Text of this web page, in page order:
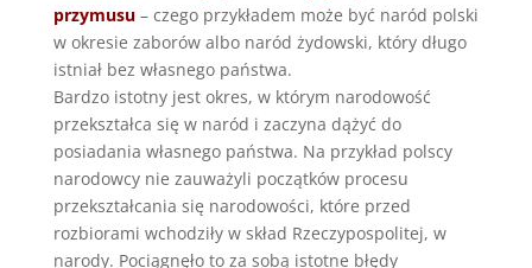
przymusu– czego przykładem może być naród polski
w okresie zaborów albo naród żydowski, który długo
istniał bez własnego państwa.
Bardzo istotny jest okres, w którym narodowość
przekształca się w naród i zaczyna dążyć do
posiadania własnego państwa. Na przykład polscy
narodowcy nie zauważyli początków procesu
przekształcania się narodowości, które przed
rozbiorami wchodziły w skład Rzeczypospolitej, w
narody. Pociągnęło to za sobą istotne błędy